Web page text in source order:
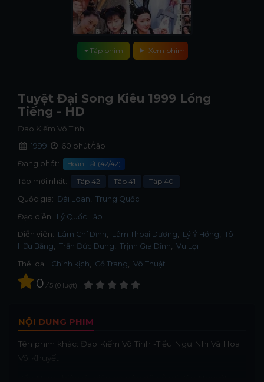
Xem phim
Tập phim
Tuyệt Đại Song Kiêu 1999 Lồng
Tiếng - HD
Đao Kiếm Vô Tình
1999
60 phút/tập
Đang phát:
Hoàn Tất (42/42)
Tập mới nhất: Tập 42 Tập 41
Tập 40
Quốc gia: Đài Loan
Trung Quốc
Đạo diễn: Lý Quốc Lập
Diễn viên: Lâm Chí Dĩnh Lâm Thoại Dương Lý Ỷ Hồng
Tô
Hữu Bằng
Trần Đức Dung Trịnh Gia Dĩnh
Vu Lợi
Thể loại: Chính kịch, Cổ Trang, Võ Thuật
0 / 5 0 lượt
NỘI DUNG PHIM
Tên phim khác: Đao Kiếm Vô Tình -Tiểu Ngư Nhi Và Hoa
Vô Khuyết